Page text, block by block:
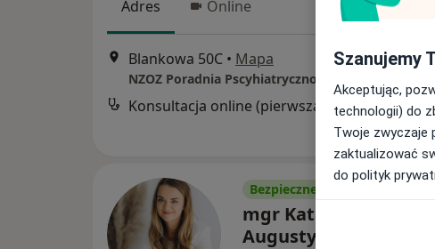
Adres Online
Blankowa 50C • Mapa
Konsultacja online (pierwsza wizyta)
Bezpieczne płatności
mgr Katarzyna
Augustyniak
Szanujemy
Akceptując,
technologii) do
Twoje zwyczaje
zaktualizować
do polityk